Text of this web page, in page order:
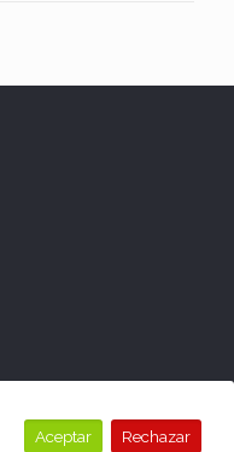
Aceptar Rechazar